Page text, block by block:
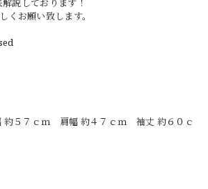
説しております！
くお願い致します。
５７ｃｍ 肩幅 約４７ｃｍ 袖丈 約６０ｃ